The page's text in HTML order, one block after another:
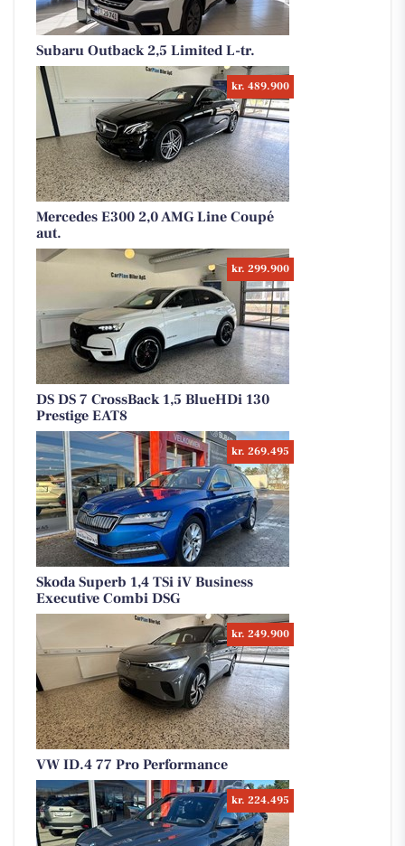
Subaru Outback 2,5 Limited L-tr.
kr. 489.900
Mercedes E300 2,0 AMG Line Coupé
aut.
kr. 299.900
DS DS 7 CrossBack 1,5 BlueHDi 130
Prestige EAT8
kr. 269.495
Skoda Superb 1,4 TSi iV Business
Executive Combi DSG
kr. 249.900
VW ID.4 77 Pro Performance
kr. 224.495